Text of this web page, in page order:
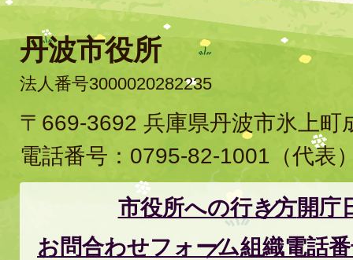
丹波市役所
法人番号3000020282235
〒669-3692 兵庫県丹波市氷上町
電話番号： 0795-82-1001 （代表
市役所への行き方開庁
お問合わせフォーム組織電話